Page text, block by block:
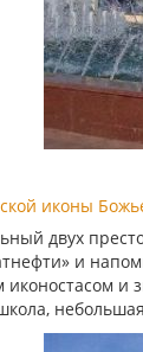
иконы
двух
и
и